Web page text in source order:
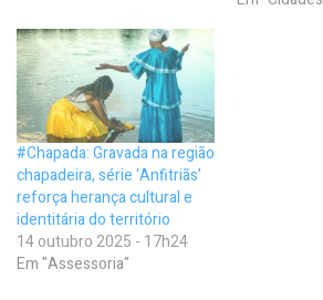
#Chapada: Gravada na região
chapadeira, série ‘Anfitriãs’
reforça herança cultural e
identitária do território
14 outubro 2025 - 17h24
Em "Assessoria"